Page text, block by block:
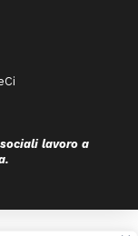
lavoro a